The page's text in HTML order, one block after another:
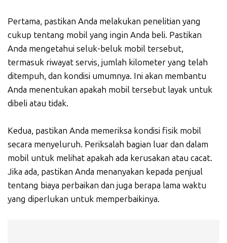
Pertama, pastikan Anda melakukan penelitian yang
cukup tentang mobil yang ingin Anda beli. Pastikan
Anda mengetahui seluk-beluk mobil tersebut,
termasuk riwayat servis, jumlah kilometer yang telah
ditempuh, dan kondisi umumnya. Ini akan membantu
Anda menentukan apakah mobil tersebut layak untuk
dibeli atau tidak.
Kedua, pastikan Anda memeriksa kondisi fisik mobil
secara menyeluruh. Periksalah bagian luar dan dalam
mobil untuk melihat apakah ada kerusakan atau cacat.
Jika ada, pastikan Anda menanyakan kepada penjual
tentang biaya perbaikan dan juga berapa lama waktu
yang diperlukan untuk memperbaikinya.